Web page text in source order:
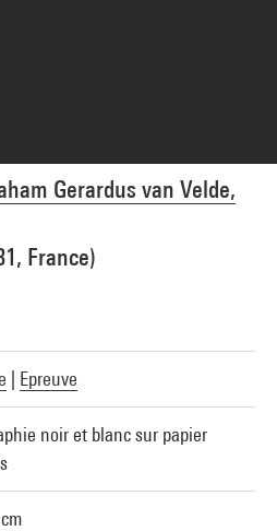
Gerardus van Velde,
France)
Epreuve
noir et blanc sur papier
MNAM-CCI/Philippe Migeat/Dist.